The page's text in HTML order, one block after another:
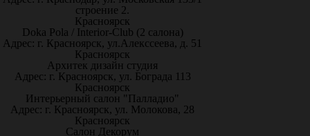
строение 2.
Красноярск
Doka Pola / Interior-Club (2 салона)
Адрес: г. Красноярск, ул.Алекссеева, д. 51
Красноярск
Архитек дизайн студия
Адрес: г. Красноярск, ул. Бограда 113
Красноярск
Интерьерный салон "Палладио"
Адрес: г. Красноярск, ул. Молокова, 28
Красноярск
Салон Декорум